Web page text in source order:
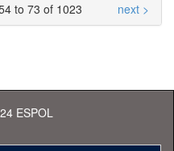
to 73 of 1023 next >
ESPOL